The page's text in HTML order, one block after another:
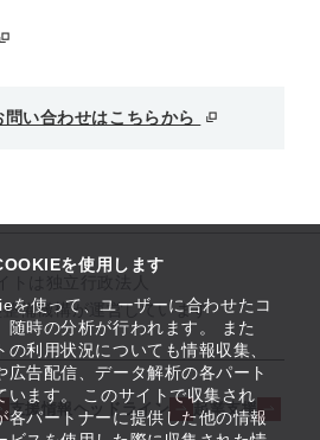
を使用します
を使って、ユーザーに合わせたコ
随時の分析が行われます。 また
利用状況についても情報収集、
広告配信、データ解析の各パート
います。 このサイトで収集され
各パートナーに提供した他の情報
い合わせはこちらから
備機構が運営しています
支援情報ヘッドライン
起業支援